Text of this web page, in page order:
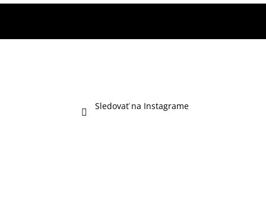
s
Sledovať na Instagrame